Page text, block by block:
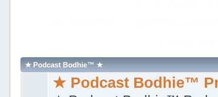
★ Podcast Bodhie™
aus Extremsituationen. ★
Kellner:innen, Rettungs-